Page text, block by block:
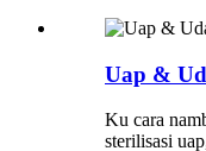
Uap &
Ku cara
sterilisasi